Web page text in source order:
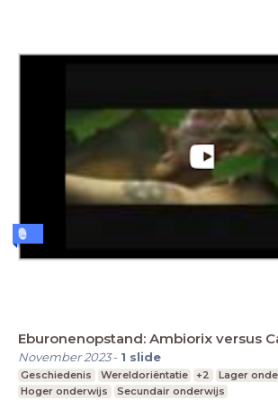
Eburonenopstand: Ambiorix versus
November 2023- 1 slide
Geschiedenis Wereldoriëntatie +2
Lager
Hoger onderwijs
Secundair onderwijs